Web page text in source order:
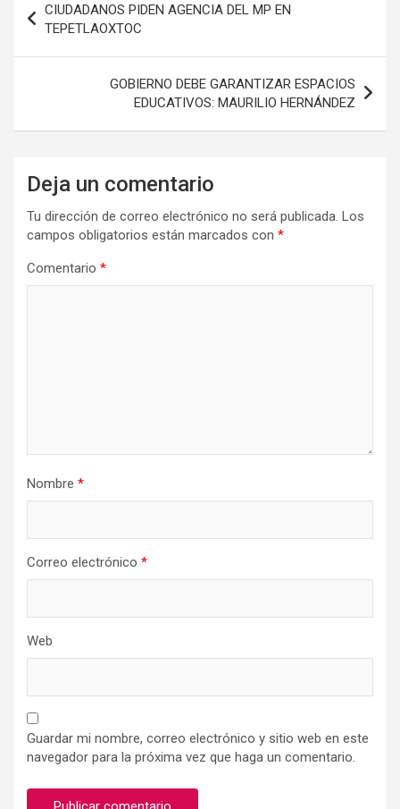
de
entradas
CIUDADANOS PIDEN AGENCIA DEL MP EN
TEPETLAOXTOC
GOBIERNO DEBE GARANTIZAR ESPACIOS
EDUCATIVOS: MAURILIO HERNÁNDEZ
Deja un comentario
Tu dirección de correo electrónico no será publicada. Los
campos obligatorios están marcados con *
Comentario *
Nombre *
Correo electrónico *
Web
Guardar mi nombre, correo electrónico y sitio web en este
navegador para la próxima vez que haga un comentario.